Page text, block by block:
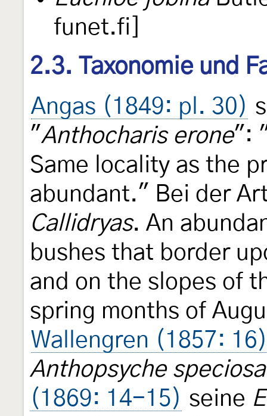
funet.fi]
2.3. Taxonomie und
Angas (1849: pl. 30)
"Anthocharis erone":
Same locality as the
abundant." Bei der
Callidryas. An
bushes that border
and on the slopes of
spring months of
Wallengren (1857: 16)
Anthopsyche speciosa
(1869: 14-15) seine